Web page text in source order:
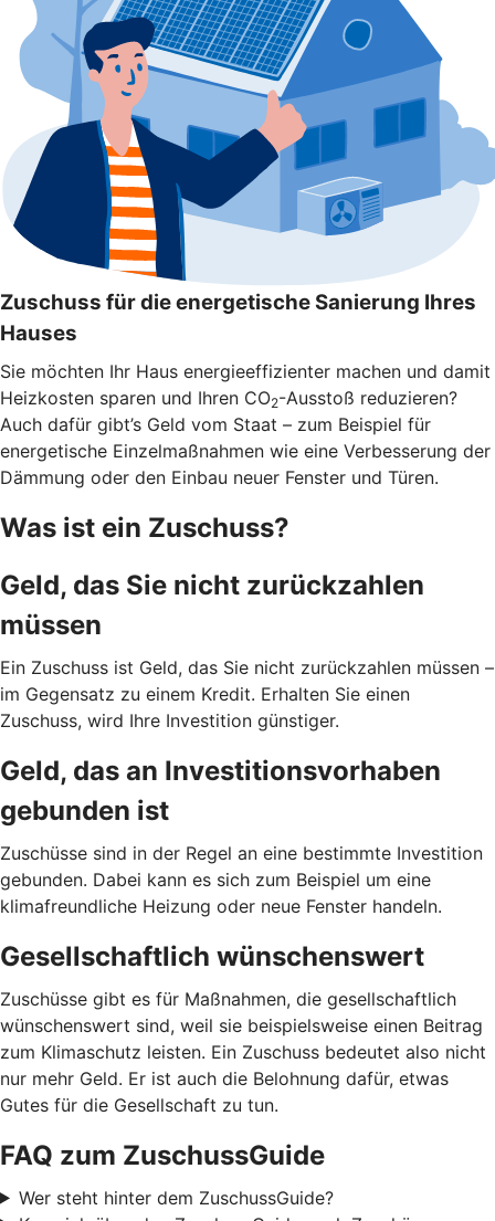
Zuschuss für die energetische Sanierung Ihres
Hauses
Sie möchten Ihr Haus energieeffizienter machen und damit
Heizkosten sparen und Ihren CO2-Ausstoß reduzieren?
Auch dafür gibt’s Geld vom Staat – zum Beispiel für
energetische Einzelmaßnahmen wie eine Verbesserung der
Dämmung oder den Einbau neuer Fenster und Türen.
Was ist ein Zuschuss?
Geld, das Sie nicht zurückzahlen
müssen
Ein Zuschuss ist Geld, das Sie nicht zurückzahlen müssen –
im Gegensatz zu einem Kredit. Erhalten Sie einen
Zuschuss, wird Ihre Investition günstiger.
Geld, das an Investitionsvorhaben
gebunden ist
Zuschüsse sind in der Regel an eine bestimmte Investition
gebunden. Dabei kann es sich zum Beispiel um eine
klimafreundliche Heizung oder neue Fenster handeln.
Gesellschaftlich wünschenswert
Zuschüsse gibt es für Maßnahmen, die gesellschaftlich
wünschenswert sind, weil sie beispielsweise einen Beitrag
zum Klimaschutz leisten. Ein Zuschuss bedeutet also nicht
nur mehr Geld. Er ist auch die Belohnung dafür, etwas
Gutes für die Gesellschaft zu tun.
FAQ zum ZuschussGuide
Wer steht hinter dem ZuschussGuide?